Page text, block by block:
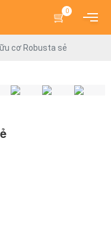
0
cơ Robusta sẻ